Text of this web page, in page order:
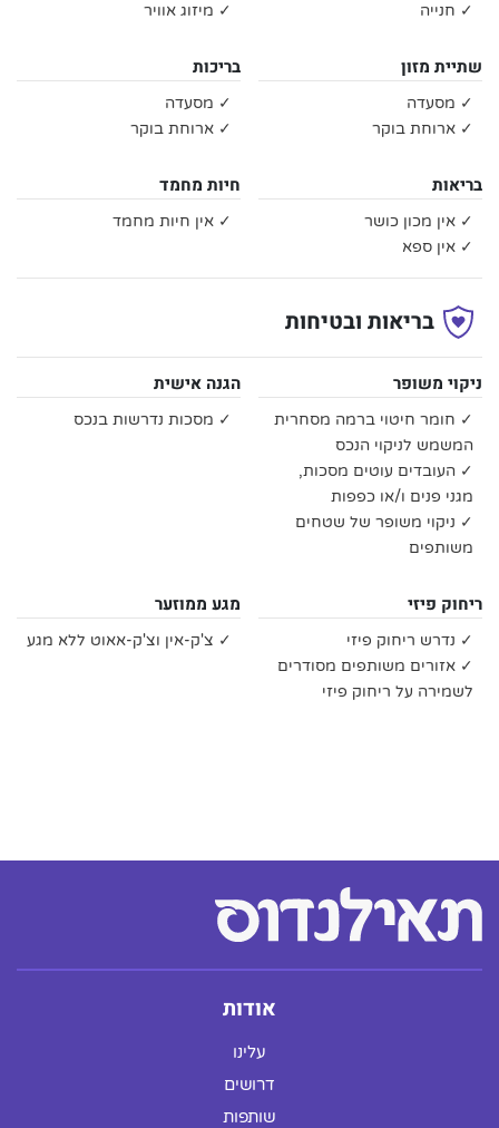
✓ חנייה ✓ מיזוג אוויר
שתיית מזון
✓ מסעדה
✓ ארוחת בוקר
בריכות
✓ מסעדה
✓ ארוחת בוקר
בריאות
✓ אין מכון כושר
✓ אין ספא
חיות מחמד
✓ אין חיות מחמד
בריאות ובטיחות
ניקוי משופר
✓ חומר חיטוי ברמה מסחרית
המשמש לניקוי הנכס
✓ העובדים עוטים מסכות,
מגני פנים ו/או כפפות
✓ ניקוי משופר של שטחים
משותפים
הגנה אישית
✓ מסכות נדרשות בנכס
ריחוק פיזי
✓ נדרש ריחוק פיזי
✓ אזורים משותפים מסודרים
לשמירה על ריחוק פיזי
מגע ממוזער
✓ צ'ק-אין וצ'ק-אאוט ללא מגע
אודות
עלינו
דרושים
שותפות